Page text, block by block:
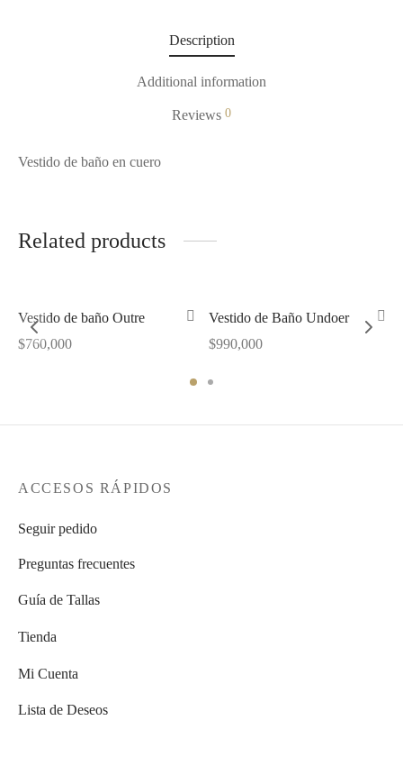
Description
Additional information
Reviews 0
Vestido de baño en cuero
Related products
Vestido de baño Outre
$760,000
Vestido de Baño Undoer
$990,000
ACCESOS RÁPIDOS
Seguir pedido
Preguntas frecuentes
Guía de Tallas
Tienda
Mi Cuenta
Lista de Deseos